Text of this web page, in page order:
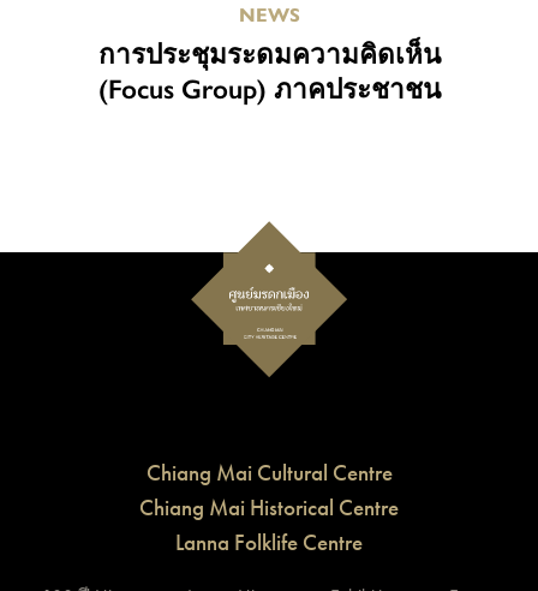
NEWS
การประชุมระดมความคิดเห็น
(Focus Group) ภาคประชาชน
Chiang Mai Cultural Centre
Chiang Mai Historical Centre
Lanna Folklife Centre